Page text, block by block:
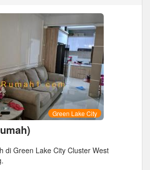
Green Lake City
di Green Lake City Cluster West